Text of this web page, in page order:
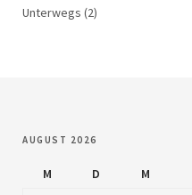
Unterwegs (2)
AUGUST 2026
M D M